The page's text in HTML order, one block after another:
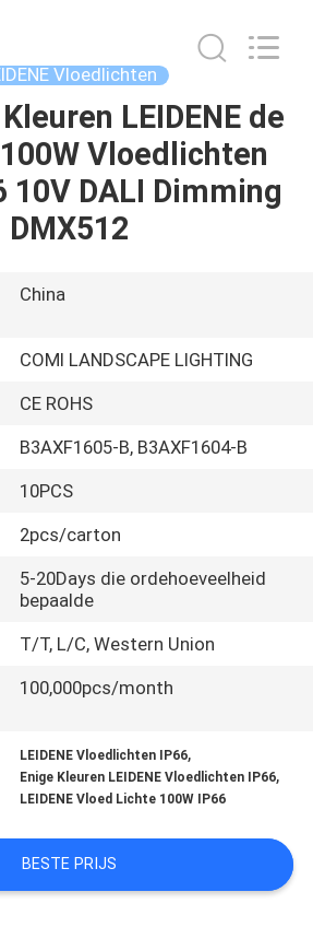
Vloedlichten
LEIDENE de
Vloedlichten
10V DALI Dimming
DMX512
China
COMI LANDSCAPE LIGHTING
CE ROHS
B3AXF1605-B, B3AXF1604-B
10PCS
2pcs/carton
5-20Days die ordehoeveelheid
bepaalde
T/T, L/C, Western Union
100,000pcs/month
LEIDENE Vloedlichten IP66,
Enige Kleuren LEIDENE Vloedlichten IP66,
LEIDENE Vloed Lichte 100W IP66
BESTE PRIJS